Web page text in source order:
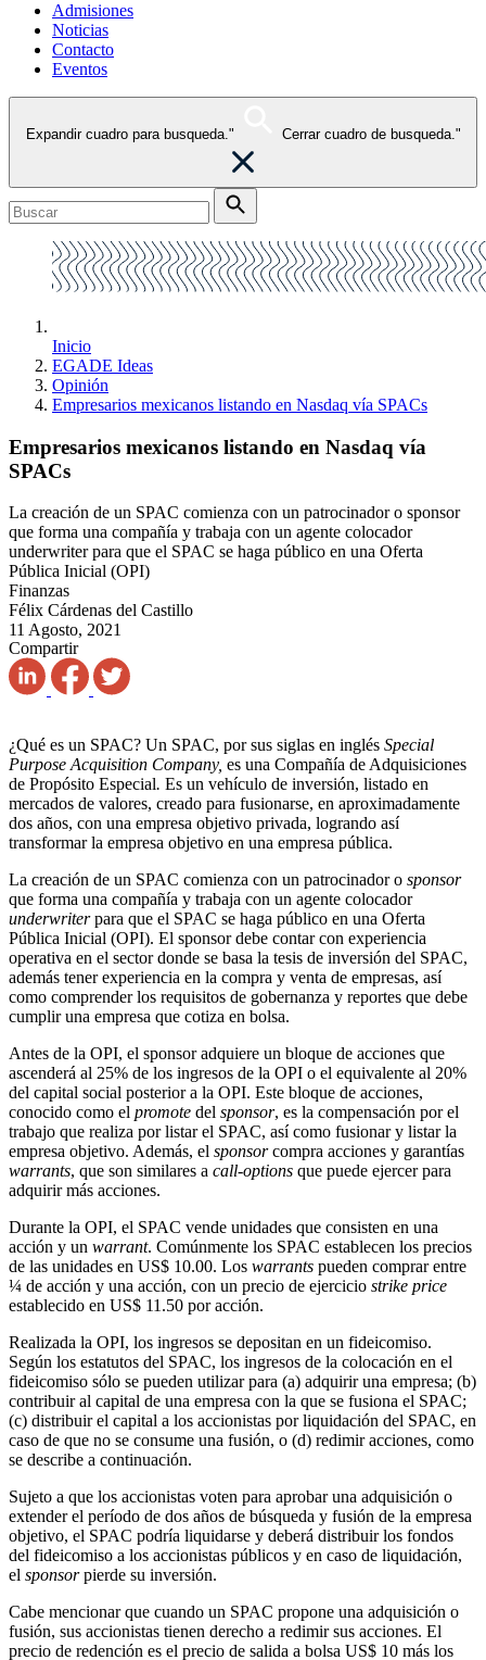
Admisiones
Noticias
Contacto
Eventos
Expandir cuadro para busqueda." Cerrar cuadro de busqueda."
Inicio
EGADE Ideas
Opinión
Empresarios mexicanos listando en Nasdaq vía SPACs
Empresarios mexicanos listando en Nasdaq vía
SPACs
La creación de un SPAC comienza con un patrocinador o sponsor
que forma una compañía y trabaja con un agente colocador
underwriter para que el SPAC se haga público en una Oferta
Pública Inicial (OPI)
Finanzas
Félix Cárdenas del Castillo
11 Agosto, 2021
Compartir
¿Qué es un SPAC? Un SPAC, por sus siglas en inglés Special
Purpose Acquisition Company, es una Compañía de Adquisiciones
de Propósito Especial. Es un vehículo de inversión, listado en
mercados de valores, creado para fusionarse, en aproximadamente
dos años, con una empresa objetivo privada, logrando así
transformar la empresa objetivo en una empresa pública.
La creación de un SPAC comienza con un patrocinador o sponsor
que forma una compañía y trabaja con un agente colocador
underwriterpara que el SPAC se haga público en una Oferta
Pública Inicial (OPI). El sponsor debe contar con experiencia
operativa en el sector donde se basa la tesis de inversión del SPAC,
además tener experiencia en la compra y venta de empresas, así
como comprender los requisitos de gobernanza y reportes que debe
cumplir una empresa que cotiza en bolsa.
Antes de la OPI, el sponsor adquiere un bloque de acciones que
ascenderá al 25% de los ingresos de la OPI o el equivalente al 20%
del capital social posterior a la OPI. Este bloque de acciones,
conocido como el promote del sponsor, es la compensación por el
trabajo que realiza por listar el SPAC, así como fusionar y listar la
empresa objetivo. Además, el sponsorcompra acciones y garantías
warrants, que son similares a call-options que puede ejercer para
adquirir más acciones.
Durante la OPI, el SPAC vende unidades que consisten en una
acción y un warrant. Comúnmente los SPAC establecen los precios
de las unidades en US$ 10.00. Los warrants pueden comprar entre
¼ de acción y una acción, con un precio de ejercicio strike price
establecido en US$ 11.50 por acción.
Realizada la OPI, los ingresos se depositan en un fideicomiso.
Según los estatutos del SPAC, los ingresos de la colocación en el
fideicomiso sólo se pueden utilizar para (a) adquirir una empresa; (b)
contribuir al capital de una empresa con la que se fusiona el SPAC;
(c) distribuir el capital a los accionistas por liquidación del SPAC, en
caso de que no se consume una fusión, o (d) redimir acciones, como
se describe a continuación.
Sujeto a que los accionistas voten para aprobar una adquisición o
extender el período de dos años de búsqueda y fusión de la empresa
objetivo, el SPAC podría liquidarse y deberá distribuir los fondos
del fideicomiso a los accionistas públicos y en caso de liquidación,
el sponsorpierde su inversión.
Cabe mencionar que cuando un SPAC propone una adquisición o
fusión, sus accionistas tienen derecho a redimir sus acciones. El
precio de redención es el precio de salida a bolsa US$ 10 más los